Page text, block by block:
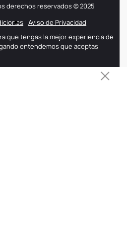
derechos reservados © 2025
Aviso de Privacidad
que tengas la mejor experiencia de
entendemos que aceptas